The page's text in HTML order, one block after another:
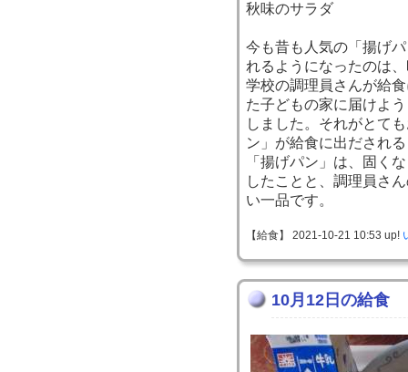
秋味のサラダ
今も昔も人気の「揚げ
れるようになったのは
学校の調理員さんが給
た子どもの家に届けよ
しました。それがとて
ン」が給食に出だされ
「揚げパン」は、固く
したことと、調理員さ
い一品です。
【給食】 2021-10-21 10:53 up!
10月12日の給食